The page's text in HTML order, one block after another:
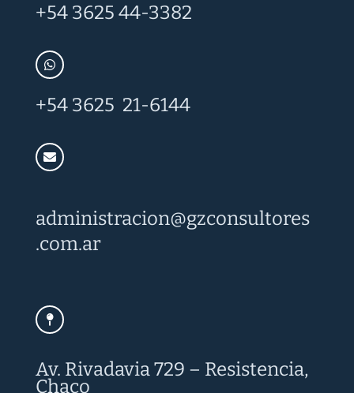
+54 3625 44-3382
+54 3625 21-6144
administracion@gzconsultores
.com.ar
Av. Rivadavia 729 – Resistencia,
Chaco